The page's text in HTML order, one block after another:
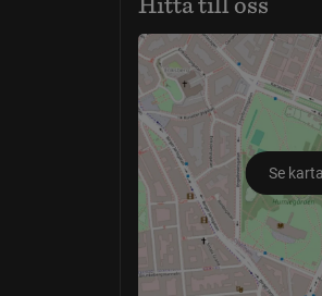
Se karta
öppnas